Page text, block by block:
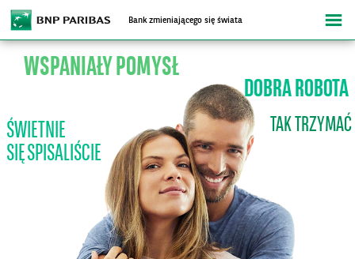
Bank zmieniającego się świata
Kartki
Słowo dnia
Wielkość tekstu A A A
Kontrast O O O O
ŚWIETNIE
SIĘ SPISALIŚCIE
WSPANIAŁY POMYSŁ
TAK TRZYMAĆ
DOBRA ROBOTA